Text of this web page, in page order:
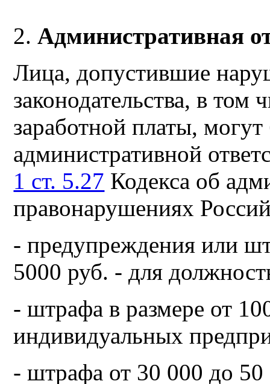
2.Административная
Лица, допустившие
законодательства, в том
заработной платы,
административной
1 ст. 5.27 Кодекса об
правонарушениях
- предупреждения или
5000 руб. - для
- штрафа в размере от
индивидуальных
- штрафа от 30 000 до